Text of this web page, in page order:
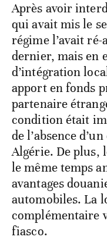
Après avoir
qui avait mis le
régime l’avait
dernier, mais en
d’intégration
apport en fonds
partenaire
condition était
de l’absence
Algérie. De plus,
le même temps
avantages
automobiles. La
complémentaire
fiasco.